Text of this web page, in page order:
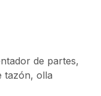
de partes,
tazón, olla